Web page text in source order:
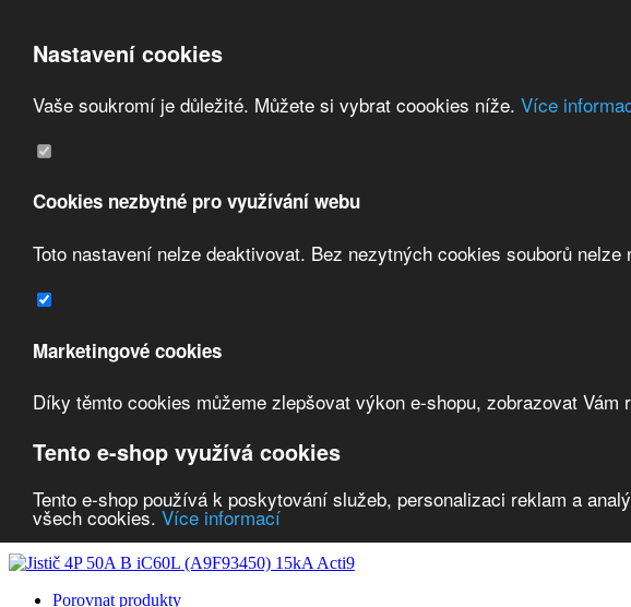
Nastavení cookies
Vaše soukromí je důležité. Můžete si vybrat coookies níže. Více
Cookies nezbytné pro využívání webu
Toto nastavení nelze deaktivovat. Bez nezytných cookies souborů
Marketingové cookies
Díky těmto cookies můžeme zlepšovat výkon e-shopu, zobrazovat
Tento e-shop využívá cookies
Tento e-shop používá k poskytování služeb, personalizaci reklam a
všech cookies. Více informací
Přeskočit na hlavní obsah/Přeskočit na doplňující obsah
Kontakt
Přihlásit uživatele
Porovnat produkty 0
Jištění a ochrana
Jistič 4P 50A B iC60L (A9F93450) 15kA
Doprava zdarma
Porovnat produkty